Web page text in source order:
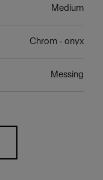
Medium
Chrom - onyx
Messing